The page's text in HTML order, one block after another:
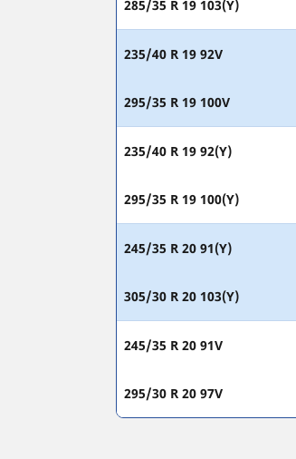
285/35 R 19 103(Y)
235/40 R 19 92V
295/35 R 19 100V
235/40 R 19 92(Y)
295/35 R 19 100(Y)
245/35 R 20 91(Y)
305/30 R 20 103(Y)
245/35 R 20 91V
295/30 R 20 97V